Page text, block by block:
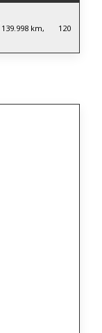
139.998 km, 120